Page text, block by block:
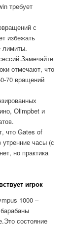
требует
с
избежать
лимиты.
отмечают, что
70 вращений
Olimpbet и
что Gates of
часы (с
но практика
игрок
1000 –
состояние